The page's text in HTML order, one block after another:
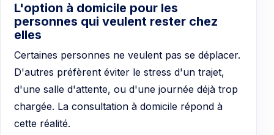
L'option à domicile pour les
personnes qui veulent rester chez
elles
Certaines personnes ne veulent pas se déplacer.
D'autres préfèrent éviter le stress d'un trajet,
d'une salle d'attente, ou d'une journée déjà trop
chargée. La consultation à domicile répond à
cette réalité.